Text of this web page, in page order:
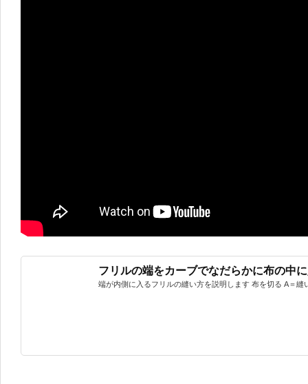
フリルの端をカーブでなだらかに布の中
端が内側に入るフリルの縫い方を説明します 布を切る A＝縫